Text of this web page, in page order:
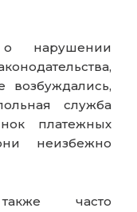
нарушении
возбуждались,
служба
платежных
неизбежно
часто